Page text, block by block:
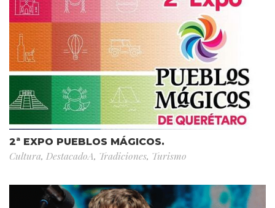
2ª EXPO PUEBLOS MÁGICOS.
Cultura, DestacadoA, Tradiciones, Turismo